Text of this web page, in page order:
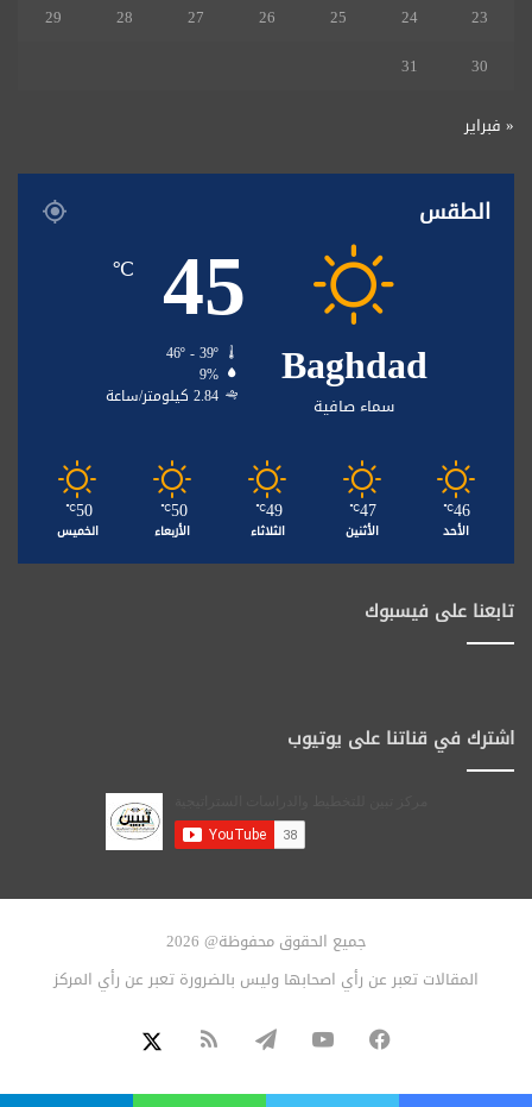
23
24
25
26
27
28
29
30
31
« فبراير
الطقس
Baghdad
سماء صافية
45
℃
46º - 39º
9%
2.84 كيلومتر/ساعة
46
℃
الأحد
47
℃
الأثنين
49
℃
الثلاثاء
50
℃
الأربعاء
50
℃
الخميس
تابعنا على فيسبوك
اشترك في قناتنا على يوتيوب
جميع الحقوق محفوظة@ 2026
المقالات تعبر عن رأي اصحابها وليس بالضرورة تعبر عن رأي المركز
فيسبوكيوتيوبتيلقرامملخص
الموقع